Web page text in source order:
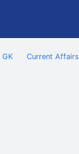
GK Current Affairs